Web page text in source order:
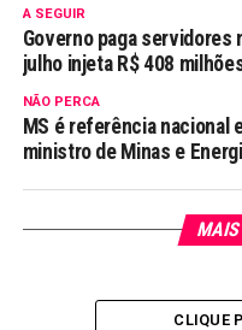
A SEGUIR
Governo paga
julho injeta R$ 408
NÃO PERCA
MS é referência nacional
ministro de Minas e
MAIS
CLIQUE